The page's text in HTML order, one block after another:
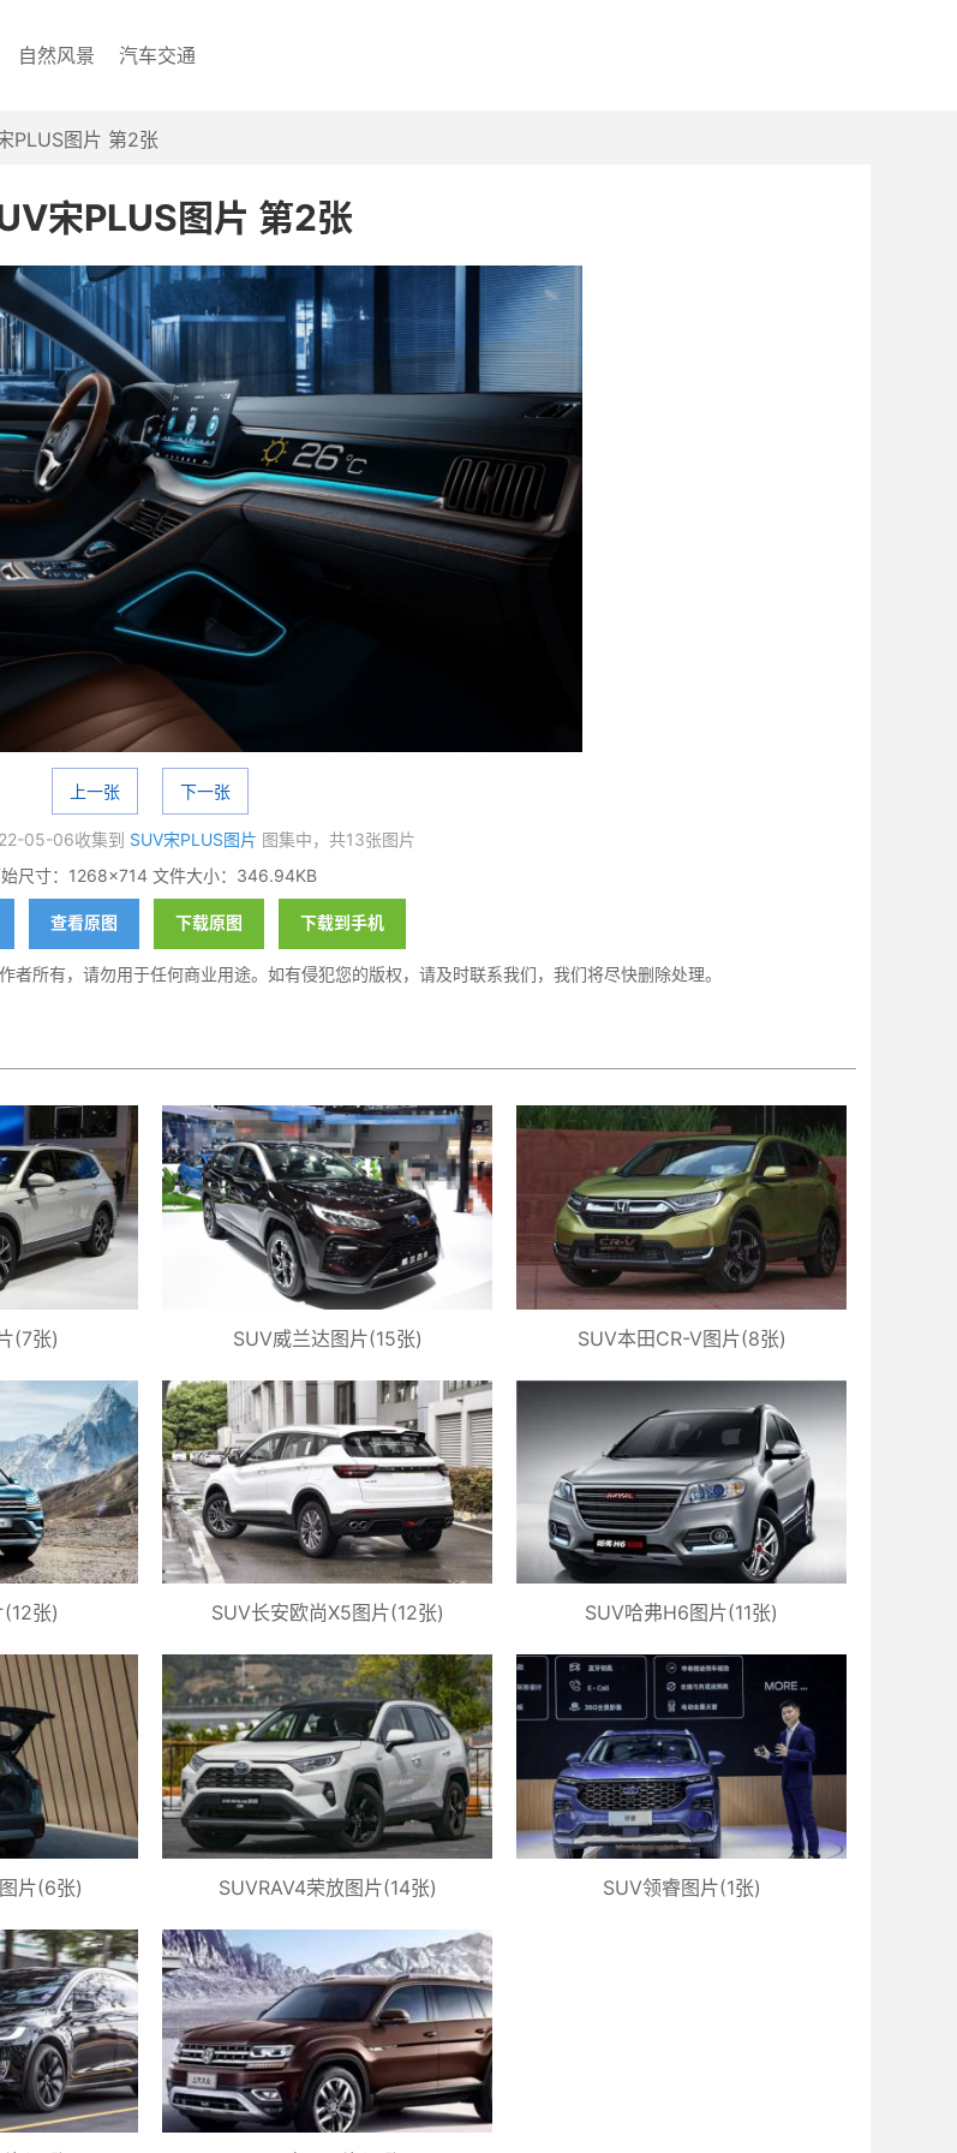
自然风景 汽车交通
PLUS图片 第2张
宋PLUS图片 第2张
上一张 下一张
05-06收集到 SUV宋PLUS图片 图集中，共13张图片
尺寸：1268×714 文件大小：346.94KB
查看原图 下载原图 下载到手机
所有，请勿用于任何商业用途。如有侵犯您的版权，请及时联系我们，我们将尽快删除处理。
(7张) SUV威兰达图片(15张) SUV本田CR-V图片(8张)
张) SUV长安欧尚X5图片(12张) SUV哈弗H6图片(11张)
片(6张) SUVRAV4荣放图片(14张) SUV领睿图片(1张)